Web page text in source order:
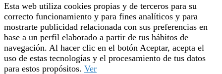
Esta web utiliza cookies propias y de terceros para su
correcto funcionamiento y para fines analíticos y para
mostrarte publicidad relacionada con sus preferencias en
base a un perfil elaborado a partir de tus hábitos de
navegación. Al hacer clic en el botón Aceptar, acepta el
uso de estas tecnologías y el procesamiento de tus datos
para estos propósitos. Ver